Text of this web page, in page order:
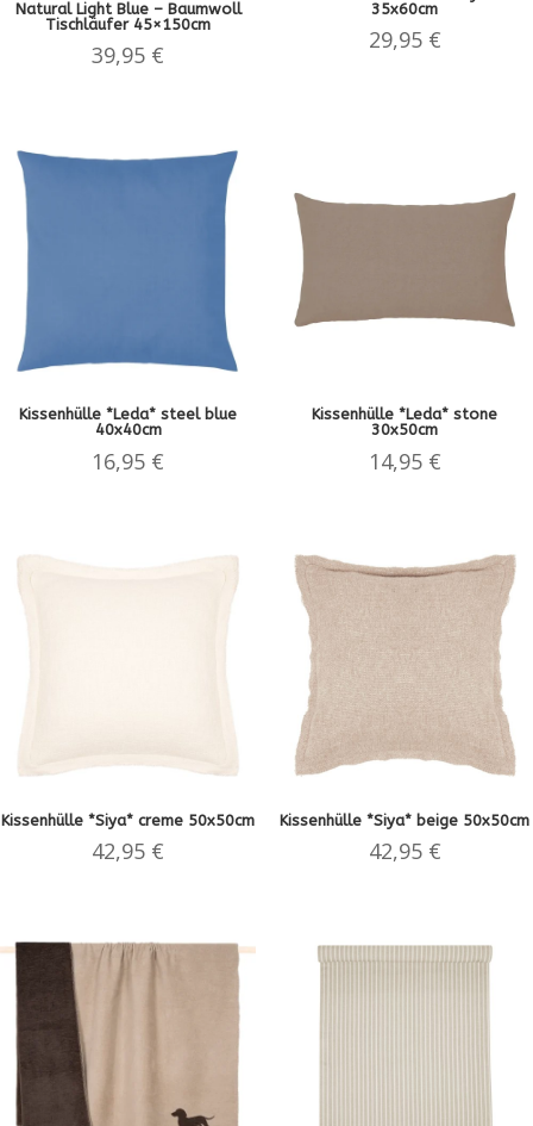
Natural Light Blue – Baumwoll
Tischläufer 45×150cm
39,95 €
35x60cm
29,95 €
Kissenhülle *Leda* steel blue
40x40cm
16,95 €
Kissenhülle *Leda* stone
30x50cm
14,95 €
Kissenhülle *Siya* creme 50x50cm
42,95 €
Kissenhülle *Siya* beige 50x50cm
42,95 €